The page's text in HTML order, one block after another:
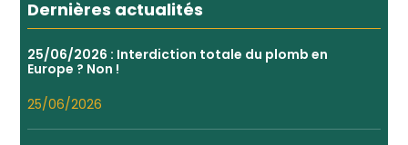
Dernières actualités
25/06/2026 : Interdiction totale du plomb en
Europe ? Non !
25/06/2026